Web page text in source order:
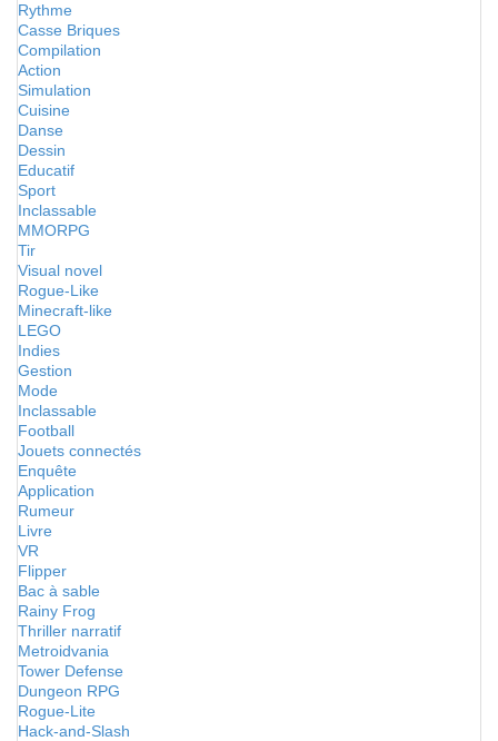
Rythme
Casse Briques
Compilation
Action
Simulation
Cuisine
Danse
Dessin
Educatif
Sport
Inclassable
MMORPG
Tir
Visual novel
Rogue-Like
Minecraft-like
LEGO
Indies
Gestion
Mode
Inclassable
Football
Jouets connectés
Enquête
Application
Rumeur
Livre
VR
Flipper
Bac à sable
Rainy Frog
Thriller narratif
Metroidvania
Tower Defense
Dungeon RPG
Rogue-Lite
Hack-and-Slash